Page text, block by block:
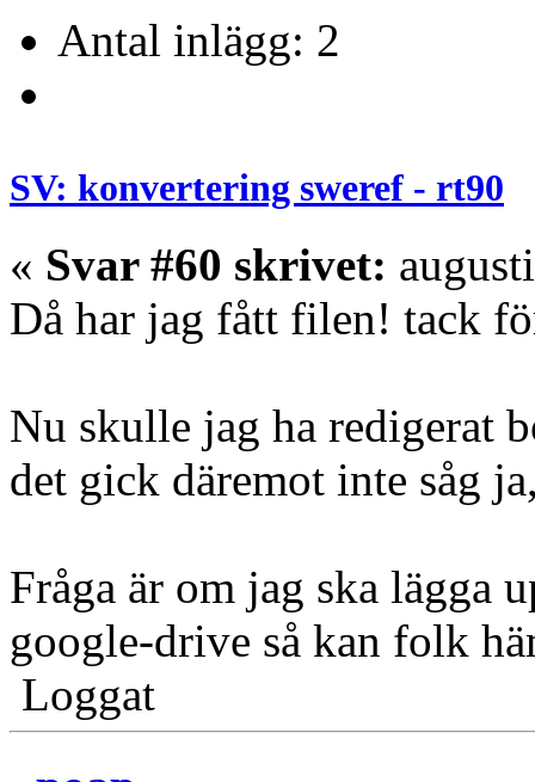
Antal inlägg: 2
SV: konvertering sweref - rt90
« Svar #60 skrivet:
Då har jag fått filen! tack
Nu skulle jag ha redigerat
det gick däremot inte såg
Fråga är om jag ska lägga
google-drive så kan folk
Loggat